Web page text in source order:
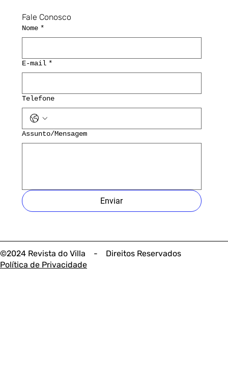
©2024 Revista do Villa - Direitos Reservados
Política de Privacidade
Fale Conosco
Nome *
E-mail *
Telefone
Assunto/Mensagem
Enviar